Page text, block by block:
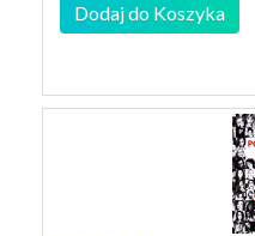
Dodaj do Koszyka